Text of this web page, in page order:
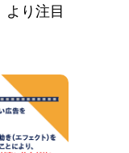
より注目